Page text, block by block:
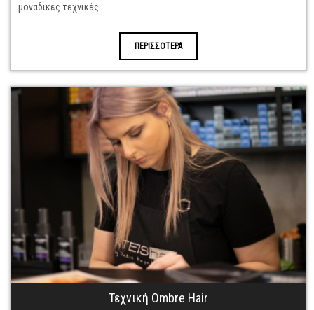
μοναδικές τεχνικές..
ΠΕΡΙΣΣΟΤΕΡΑ
Τεχνική Ombre Hair